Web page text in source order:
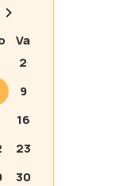
Va
2
9
16
23
30